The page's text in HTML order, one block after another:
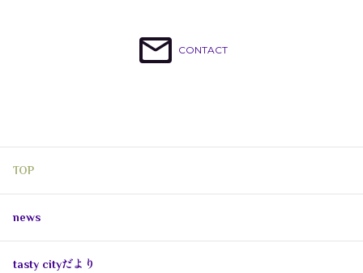
CONTACT
TOP
news
tasty cityだより